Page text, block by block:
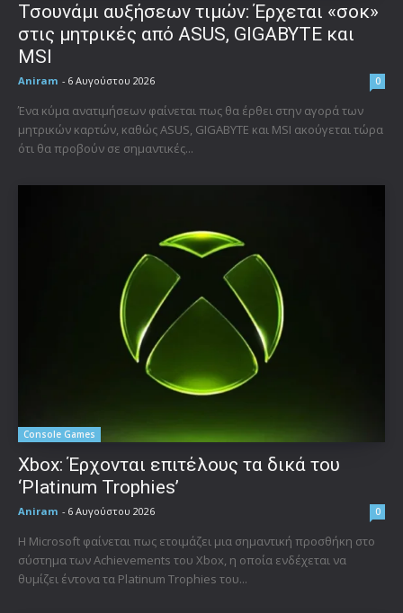
Τσουνάμι αυξήσεων τιμών: Έρχεται «σοκ»
στις μητρικές από ASUS, GIGABYTE και
MSI
Aniram - 6 Αυγούστου 2026 0
Ένα κύμα ανατιμήσεων φαίνεται πως θα έρθει στην αγορά των
μητρικών καρτών, καθώς ASUS, GIGABYTE και MSI ακούγεται τώρα
ότι θα προβούν σε σημαντικές...
Console Games
Xbox: Έρχονται επιτέλους τα δικά του
‘Platinum Trophies’
Aniram - 6 Αυγούστου 2026 0
Η Microsoft φαίνεται πως ετοιμάζει μια σημαντική προσθήκη στο
σύστημα των Achievements του Xbox, η οποία ενδέχεται να
θυμίζει έντονα τα Platinum Trophies του...